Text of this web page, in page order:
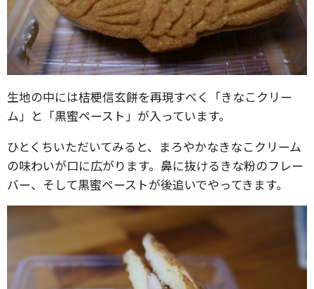
生地の中には桔梗信玄餅を再現すべく「きなこクリー
ム」と「黒蜜ペースト」が入っています。
ひとくちいただいてみると、まろやかなきなこクリーム
の味わいが口に広がります。鼻に抜けるきな粉のフレー
バー、そして黒蜜ペーストが後追いでやってきます。